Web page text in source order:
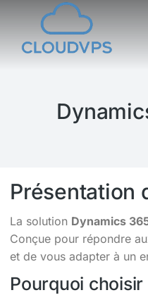
Vous êtes ici :
Présentation
La solution Dynamics
Conçue pour répondre
et de vous adapter à un
Pourquoi